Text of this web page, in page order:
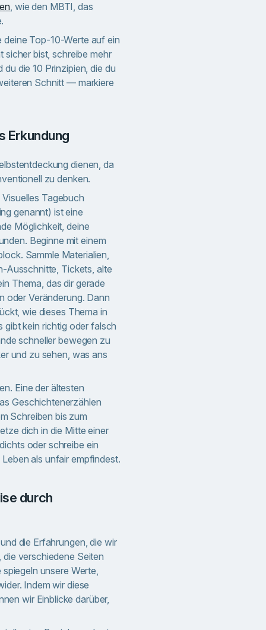
, wie den MBTI, das
Top-10-Werte auf ein
sicher bist, schreibe mehr
die 10 Prinzipien, die du
Schnitt — markiere
Erkundung
dienen, da
zu denken.
Tagebuch
genannt) ist eine
Möglichkeit, deine
Beginne mit einem
Sammle Materialien,
Ausschnitte, Tickets, alte
Thema, das dir gerade
oder Veränderung. Dann
wie dieses Thema in
gibt kein richtig oder falsch
schneller bewegen zu
und zu sehen, was ans
Eine der ältesten
Geschichtenerzählen
Schreiben bis zum
dich in die Mitte einer
oder schreibe ein
als unfair empfindest.
die Erfahrungen, die wir
verschiedene Seiten
unsere Werte,
Indem wir diese
wir Einblicke darüber,